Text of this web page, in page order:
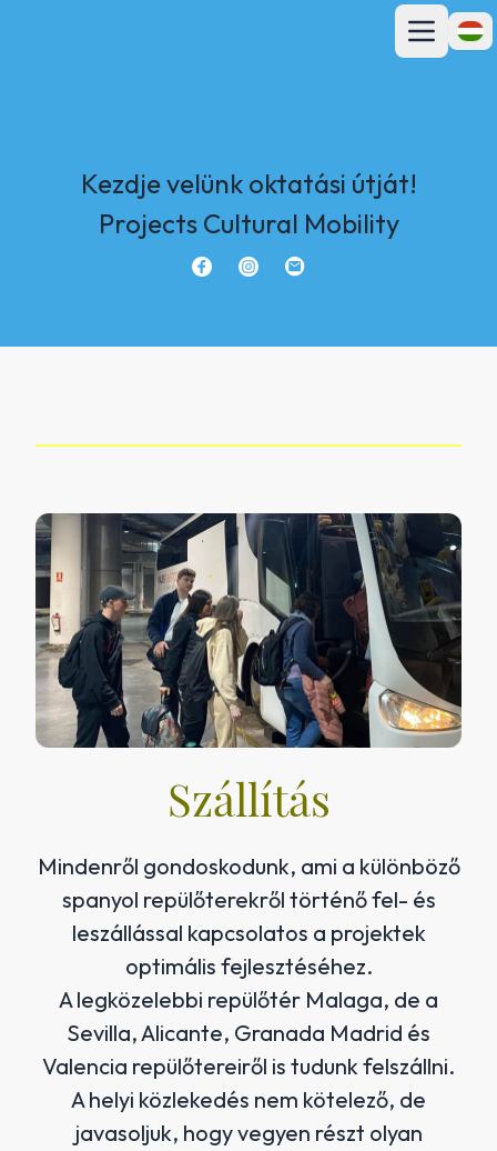
Főmenü
Kezdje velünk oktatási útját!
Projects Cultural Mobility
Szállítás
Mindenről gondoskodunk, ami a különböző
spanyol repülőterekről történő fel- és
leszállással kapcsolatos a projektek
optimális fejlesztéséhez.
A legközelebbi repülőtér Malaga, de a
Sevilla, Alicante, Granada Madrid és
Valencia repülőtereiről is tudunk felszállni.
A helyi közlekedés nem kötelező, de
javasoljuk, hogy vegyen részt olyan